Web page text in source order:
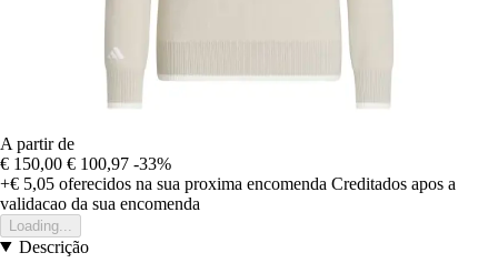
A partir de
€ 150,00 € 100,97 -33%
+€ 5,05 oferecidos na sua proxima encomenda Creditados apos a
validacao da sua encomenda
Loading...
Descrição